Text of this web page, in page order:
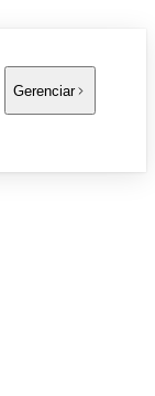
Gerenciar